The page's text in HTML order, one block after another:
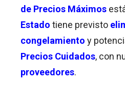
de Precios Máximos
Estado tiene previsto
congelamiento y
Precios Cuidados, con
proveedores.